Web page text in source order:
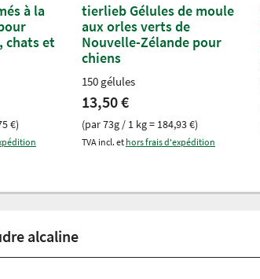
à la
chats et
€)
tierlieb Gélules de moule
aux orles verts de
Nouvelle-Zélande pour
chiens
150 gélules
13,50 €
(par 73g / 1 kg = 184,93 €)
TVA incl. et hors frais d'expédition
alcaline